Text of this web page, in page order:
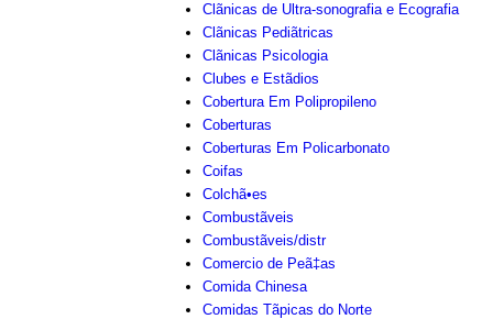
Clãnicas de Ultra-sonografia e Ecografia
Clãnicas Pediãtricas
Clãnicas Psicologia
Clubes e Estãdios
Cobertura Em Polipropileno
Coberturas
Coberturas Em Policarbonato
Coifas
Colchã•es
Combustãveis
Combustãveis/distr
Comercio de Peã‡as
Comida Chinesa
Comidas Tãpicas do Norte